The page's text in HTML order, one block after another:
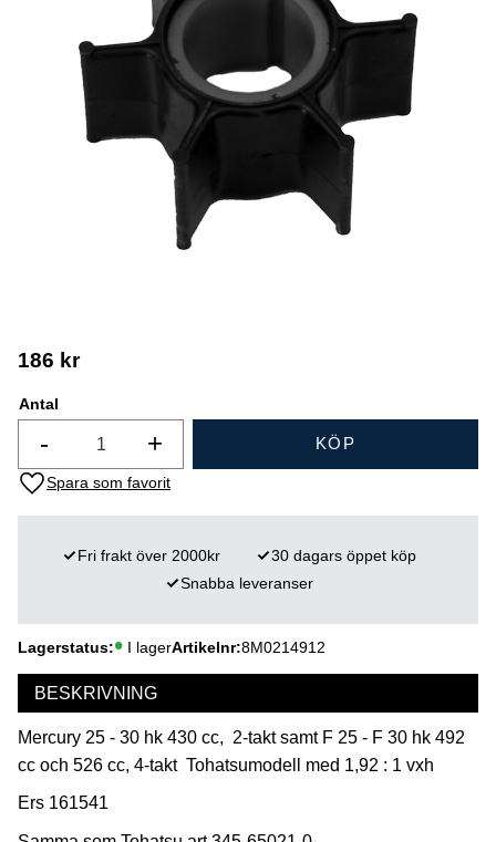
186 kr
Antal
+
- KÖP
Lägg till i favoriter
Lagerstatus I lagerArtikelnr 8M0214912
Fri frakt över 2000kr
30 dagars öppet köp
Snabba leveranser
BESKRIVNING
Mercury 25 - 30 hk 430 cc, 2-takt samt F 25 - F 30 hk 492
cc och 526 cc, 4-takt Tohatsumodell med 1,92 : 1 vxh
Ers 161541